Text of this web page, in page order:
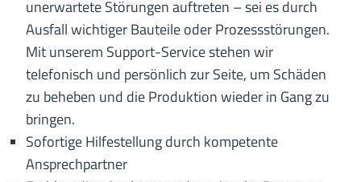
unerwartete Störungen auftreten – sei es durch
Ausfall wichtiger Bauteile oder Prozessstörungen.
Mit unserem Support-Service stehen wir
telefonisch und persönlich zur Seite, um Schäden
zu beheben und die Produktion wieder in Gang zu
bringen.
Sofortige Hilfestellung durch kompetente
Ansprechpartner